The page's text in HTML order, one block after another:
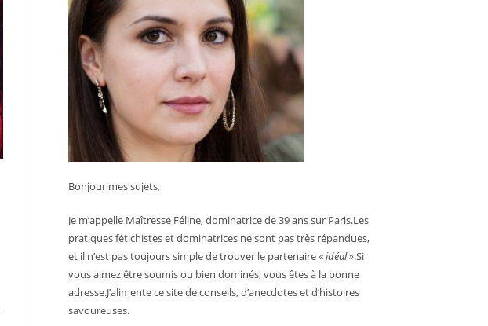
Bonjour mes sujets,
Je m’appelle Maîtresse Féline, dominatrice de 39 ans sur Paris.Les
pratiques fétichistes et dominatrices ne sont pas très répandues,
et il n’est pas toujours simple de trouver le partenaire «idéal ».Si
vous aimez être soumis ou bien dominés, vous êtes à la bonne
adresse.J’alimente ce site de conseils, d’anecdotes et d’histoires
savoureuses.